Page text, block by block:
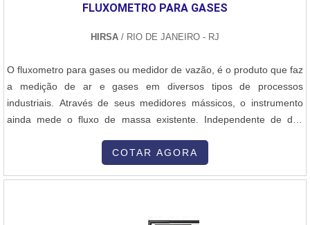
FLUXOMETRO PARA GASES
HIRSA / RIO DE JANEIRO - RJ
O fluxometro para gases ou medidor de vazão, é o produto que faz
a medição de ar e gases em diversos tipos de processos
industriais. Através de seus medidores mássicos, o instrumento
ainda mede o fluxo de massa existente. Independente de das
produzidas diversos tipos de medições tipo volumétricas diferencial
COTAR AGORA